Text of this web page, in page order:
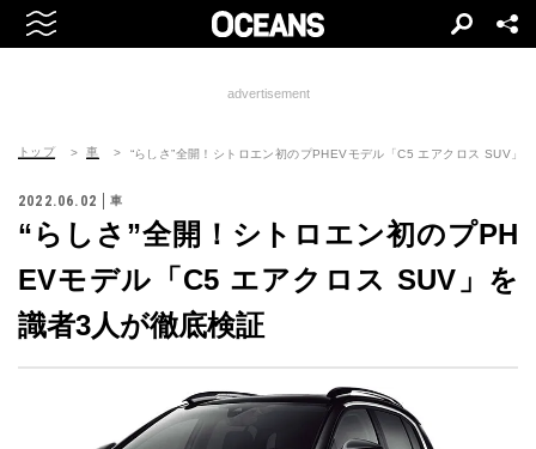
advertisement
トップ 車 “らしさ”全開！シトロエン初のプPHEVモデル「C5 エアクロス SUV」
2022.06.02 車
“らしさ”全開！シトロエン初のプPH
EVモデル「C5 エアクロス SUV」を
識者3人が徹底検証